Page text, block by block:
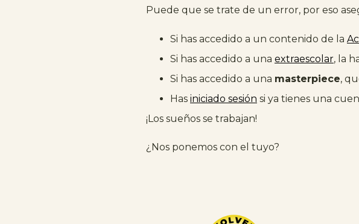
Puede que se trate de un error, por eso
Si has accedido a un contenido de la
Si has accedido a una extraescolar, la
Si has accedido a una masterpiece,
Has iniciado sesión si ya tienes una
¡Los sueños se trabajan!
¿Nos ponemos con el tuyo?